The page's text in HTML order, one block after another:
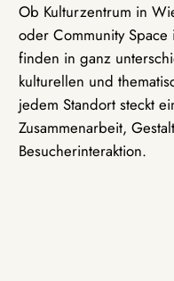
Ob Kulturzentrum in
oder Community
finden in ganz
kulturellen und
jedem Standort steckt
Zusammenarbeit,
Besucherinteraktion.